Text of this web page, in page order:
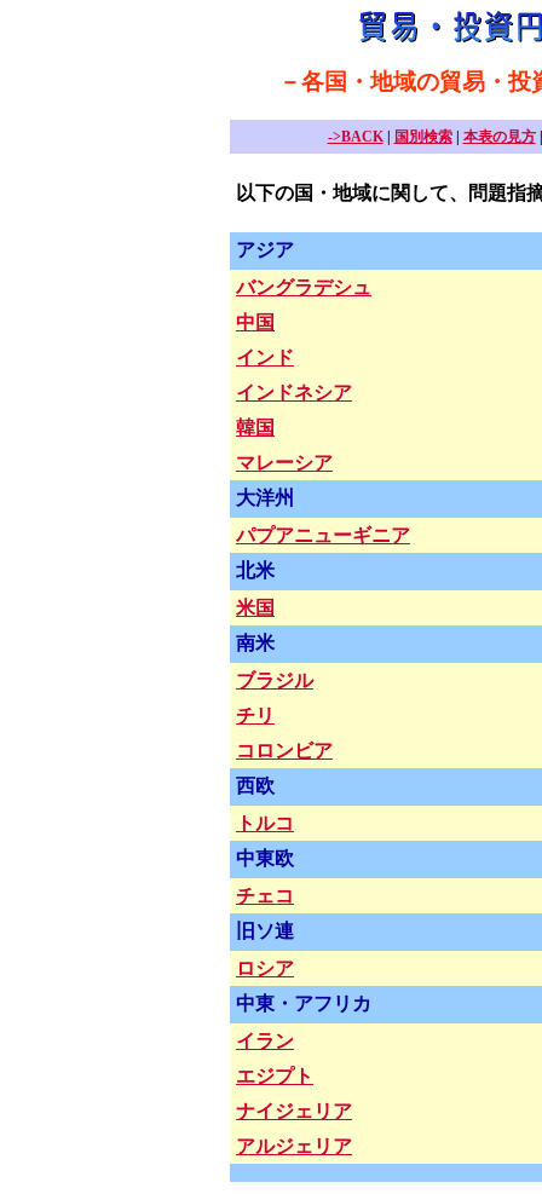
－各国・地域の貿易・
->BACK| 国別検索| 本表の見方
以下の国・地域に関して、問題指
アジア
バングラデシュ
中国
インド
インドネシア
韓国
マレーシア
大洋州
パプアニューギニア
北米
米国
南米
ブラジル
チリ
コロンビア
西欧
トルコ
中東欧
チェコ
旧ソ連
ロシア
中東・アフリカ
イラン
エジプト
ナイジェリア
アルジェリア